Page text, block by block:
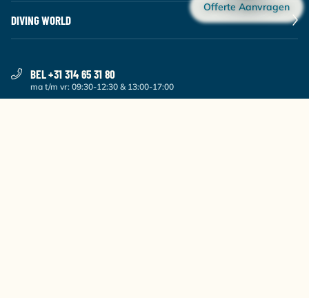
Offerte Aanvragen
DIVING WORLD
BEL +31 314 65 31 80
ma t/m vr: 09:30-12:30 & 13:00-17:00